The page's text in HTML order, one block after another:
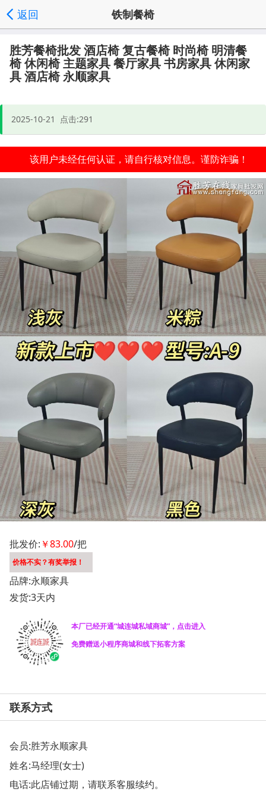
返回 铁制餐椅
发送询价|分享好友|家具批发首页|频道列表', '取消');">
胜芳餐椅批发 酒店椅 复古餐椅 时尚椅 明清餐
椅 休闲椅 主题家具 餐厅家具 书房家具 休闲家
具 酒店椅 永顺家具
2025-10-21 点击:291
该用户未经任何认证，请自行核对信息。谨防诈骗！
批发价: ￥83.00/把
价格不实？有奖举报！
品牌:永顺家具
发货:3天内
本厂已经开通“城连城私域商城”，点击进入
免费赠送小程序商城和线下拓客方案
联系方式
会员:胜芳永顺家具
姓名:马经理(女士)
电话:此店铺过期，请联系客服续约。